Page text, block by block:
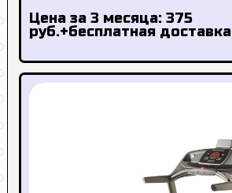
Цена за 3 месяца: 375
руб.+бесплатная доставка